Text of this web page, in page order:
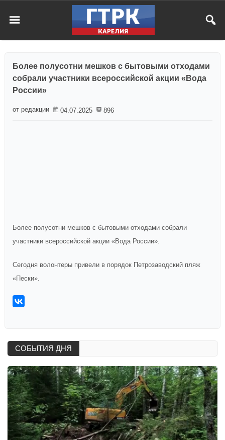
Более полусотни мешков с бытовыми отходами
собрали участники всероссийской акции «Вода
России»
от редакции 04.07.2025 896
Более полусотни мешков с бытовыми отходами собрали
участники всероссийской акции «Вода России».
Сегодня волонтеры привели в порядок Петрозаводский пляж
«Пески».
СОБЫТИЯ ДНЯ